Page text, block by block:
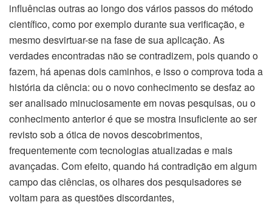
influências outras ao longo dos vários passos do método
científico, como por exemplo durante sua verificação, e
mesmo desvirtuar-se na fase de sua aplicação. As
verdades encontradas não se contradizem, pois quando o
fazem, há apenas dois caminhos, e isso o comprova toda a
história da ciência: ou o novo conhecimento se desfaz ao
ser analisado minuciosamente em novas pesquisas, ou o
conhecimento anterior é que se mostra insuficiente ao ser
revisto sob a ótica de novos descobrimentos,
frequentemente com tecnologias atualizadas e mais
avançadas. Com efeito, quando há contradição em algum
campo das ciências, os olhares dos pesquisadores se
voltam para as questões discordantes,